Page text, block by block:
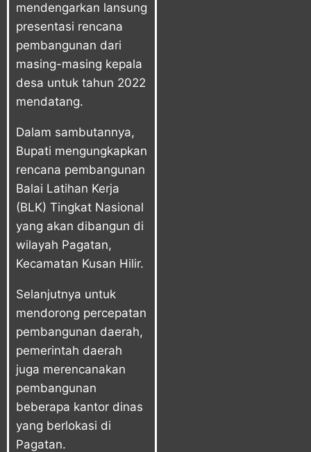
mendengarkan lansung
presentasi rencana
pembangunan dari
masing-masing kepala
desa untuk tahun 2022
mendatang.
Dalam sambutannya,
Bupati mengungkapkan
rencana pembangunan
Balai Latihan Kerja
(BLK) Tingkat Nasional
yang akan dibangun di
wilayah Pagatan,
Kecamatan Kusan Hilir.
Selanjutnya untuk
mendorong percepatan
pembangunan daerah,
pemerintah daerah
juga merencanakan
pembangunan
beberapa kantor dinas
yang berlokasi di
Pagatan.